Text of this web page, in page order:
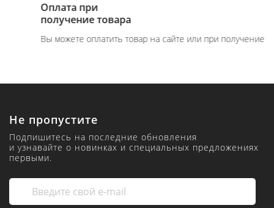
Оплата при
получение товара
Вы можете оплатить товар на сайте или при получение
Не пропустите
Подпишитесь на последние обновления
и узнавайте о новинках и специальных предложениях
первыми.